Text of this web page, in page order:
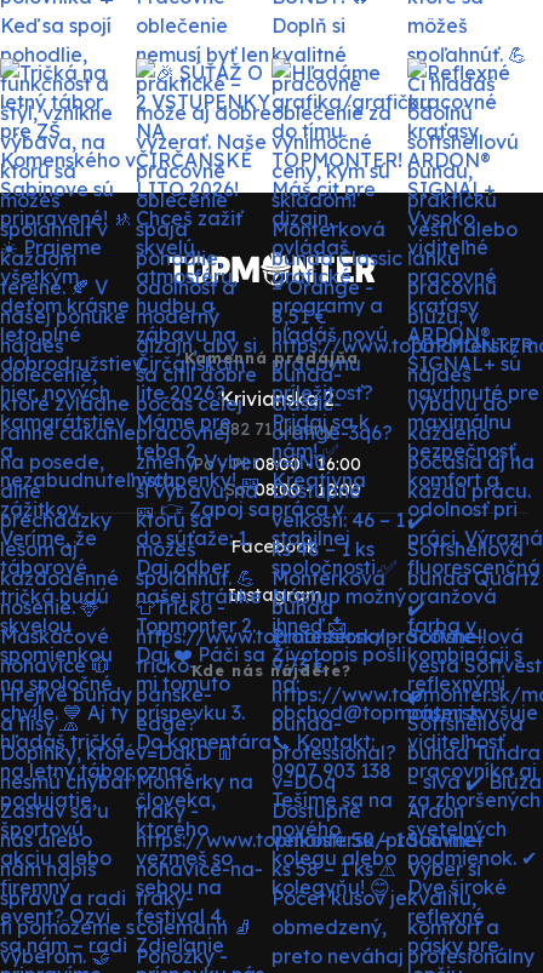
Kamenná predajňa
Krivianska 2
082 71 Lipany
Po - Pi:
So:
08:00 - 16:00
08:00 - 12:00
Facebook
Instagram
Kde nás nájdete?